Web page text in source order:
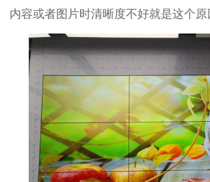
内容或者图片时清晰度不好就是这个原